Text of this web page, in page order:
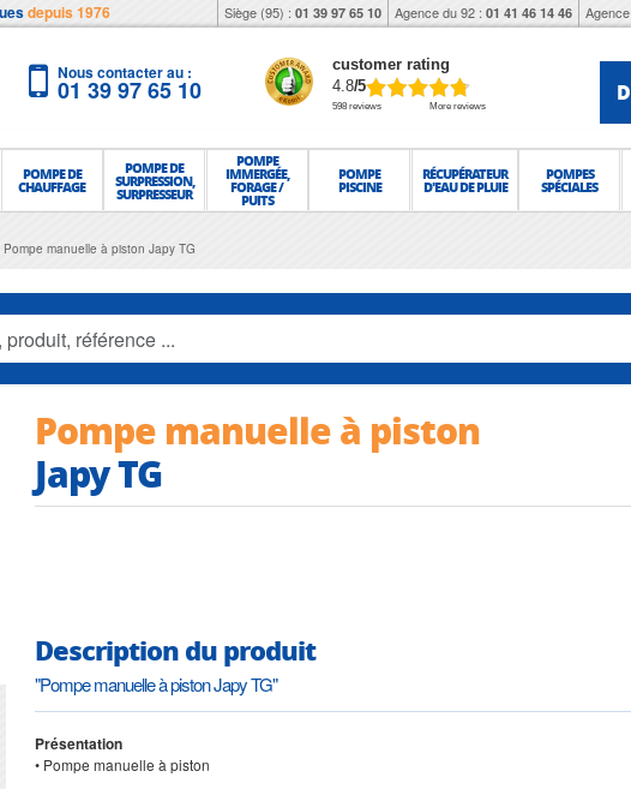
depuis 1976 Siège (95) : 01 39 97 65 10 Agence du 92 : 01 41 46 14 46
Nous contacter au :
01 39 97 65 10
customer rating
4.8/5
598 reviews More reviews
POMPE DE
CHAUFFAGE
POMPE DE
SURPRESSION,
SURPRESSEUR
POMPE
IMMERGÉE,
FORAGE /
PUITS
POMPE
PISCINE
RÉCUPÉRATEUR
D'EAU DE PLUIE
POMPES
SPÉCIALES
Pompe manuelle à piston Japy TG
Pompe manuelle à piston
Japy TG
Description du produit
"Pompe manuelle à piston Japy TG"
Présentation
• Pompe manuelle à piston